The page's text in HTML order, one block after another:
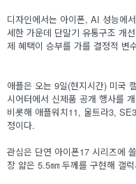
디자인에서는 아이폰, AI 성능에
세한 가운데 단말기 유통구조 개
제 혜택이 승부를 가를 결정적 변
애플은 오는 9일(현지시간) 미국
시어터에서 신제품 공개 행사를
비롯해 애플워치11, 울트라3,
정이다.
관심은 단연 아이폰17 시리즈에
장 얇은 5.5㎜ 두께를 구현해 갤